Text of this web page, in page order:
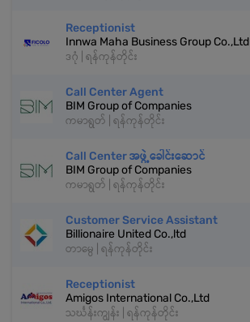
Receptionist
Innwa Maha Business Group Co.,Ltd
ဒဂုံ | ရန်ကုန်တိုင်း
Call Center Agent
BIM Group of Companies
ကမာရွတ် | ရန်ကုန်တိုင်း
Call Center အဖွဲ့ခေါင်းဆောင်
BIM Group of Companies
ကမာရွတ် | ရန်ကုန်တိုင်း
Customer Service Assistant
Billionaire United Co.,ltd
တာမွေ | ရန်ကုန်တိုင်း
Receptionist
Amigos International Co.,Ltd
သင်္ဃန်းကျွန်း | ရန်ကုန်တိုင်း